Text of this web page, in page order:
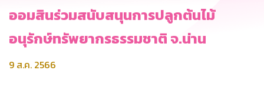
ออมสินร่วมสนับสนุนการปลูกต้นไม้
อนุรักษ์ทรัพยากรธรรมชาติ จ.น่าน
9 ส.ค. 2566